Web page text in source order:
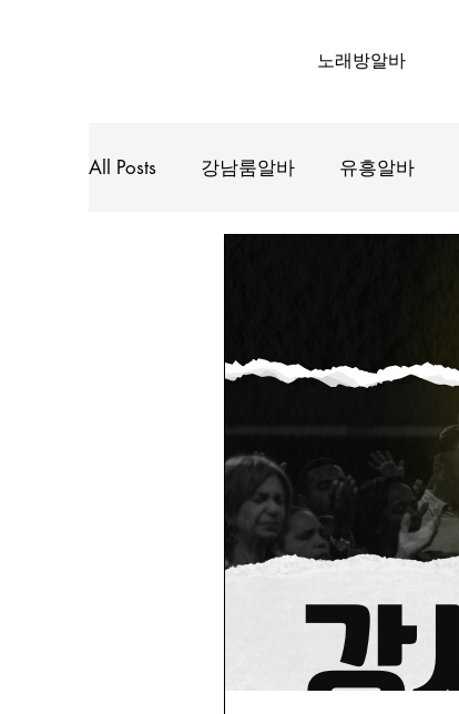
노래방알바
All Posts 강남룸알바 유흥알바
태국마사지구인
감자수확 감자밭